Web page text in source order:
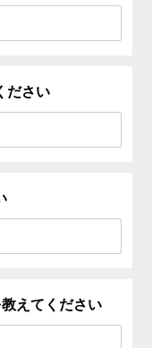
ださい
えてください